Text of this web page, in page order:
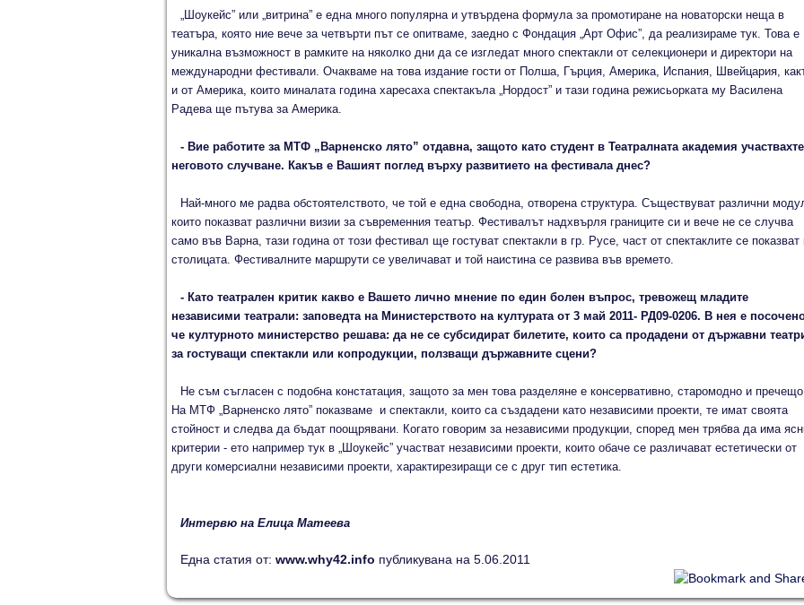
„Шоукейс” или „витрина” е една много популярна и утвърдена формула за промотиране на новаторски неща в
театъра, която ние вече за четвърти път се опитваме, заедно с Фондация „Арт Офис”, да реализираме тук. Това е
уникална възможност в рамките на няколко дни да се изгледат много спектакли от селекционери и директори на
международни фестивали. Очакваме на това издание гости от Полша, Гърция, Америка, Испания, Швейцария,
и от Америка, които миналата година харесаха спектакъла „Нордост” и тази година режисьорката му Василена
Радева ще пътува за Америка.
- Вие работите за МТФ „Варненско лято” отдавна, защото като студент в Театралната академия
неговото случване. Какъв е Вашият поглед върху развитието на фестивала днес?
Най-много ме радва обстоятелството, че той е една свободна, отворена структура. Съществуват различни
които показват различни визии за съвременния театър. Фестивалът надхвърля границите си и вече не се случва
само във Варна, тази година от този фестивал ще гостуват спектакли в гр. Русе, част от спектаклите се показват
столицата. Фестивалните маршрути се увеличават и той наистина се развива във времето.
- Като театрален критик какво е Вашето лично мнение по един болен въпрос, тревожещ младите
независими театрали: заповедта на Министерството на културата от 3 май 2011- РД09-0206. В нея е
че културното министерство решава: да не се субсидират билетите, които са продадени от държавни
за гостуващи спектакли или копродукции, ползващи държавните сцени?
Не съм съгласен с подобна констатация, защото за мен това разделяне е консервативно, старомодно и
На МТФ „Варненско лято” показваме и спектакли, които са създадени като независими проекти, те имат своята
стойност и следва да бъдат поощрявани. Когато говорим за независими продукции, според мен трябва да има
критерии - ето например тук в „Шоукейс” участват независими проекти, които обаче се различават естетически от
други комерсиални независими проекти, характирезиращи се с друг тип естетика.
Интервю на Елица Матеева
Една статия от: www.why42.info публикувана на 5.06.2011